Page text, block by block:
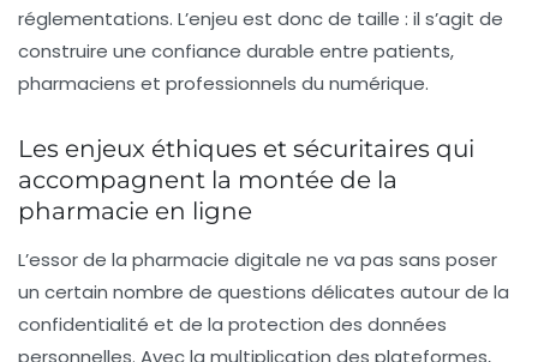
réglementations. L’enjeu est donc de taille : il s’agit de
construire une confiance durable entre patients,
pharmaciens et professionnels du numérique.
Les enjeux éthiques et sécuritaires qui
accompagnent la montée de la
pharmacie en ligne
L’essor de la pharmacie digitale ne va pas sans poser
un certain nombre de questions délicates autour de la
confidentialité et de la protection des données
personnelles. Avec la multiplication des plateformes,